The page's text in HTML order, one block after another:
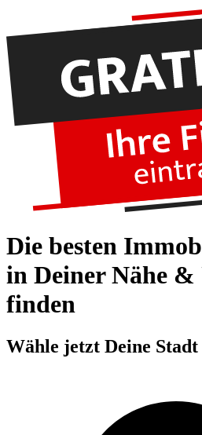
Die besten
in Deiner Nähe &
finden
Wähle jetzt Deine Stadt